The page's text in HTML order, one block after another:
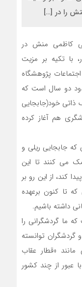
را در […]
کاظمی منش در
با تکیه بر مزیت
پژوهشگاه
دو سال است که
ذاتی خود(جابجایی
هم آغاز کرده
که جابجایی ریلی و
می کنند تا این
کند، از این رو بر
تا کنون برعهده
داشته باشیم.
ما گردشگرانی را
و گردشگران توانسته
«قطار عقاب
با عبور از چند کشور